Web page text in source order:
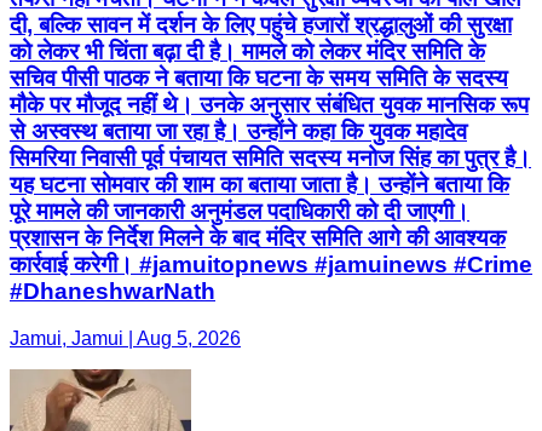
दी, बल्कि सावन में दर्शन के लिए पहुंचे हजारों श्रद्धालुओं की सुरक्षा
को लेकर भी चिंता बढ़ा दी है। मामले को लेकर मंदिर समिति के
सचिव पीसी पाठक ने बताया कि घटना के समय समिति के सदस्य
मौके पर मौजूद नहीं थे। उनके अनुसार संबंधित युवक मानसिक रूप
से अस्वस्थ बताया जा रहा है। उन्होंने कहा कि युवक महादेव
सिमरिया निवासी पूर्व पंचायत समिति सदस्य मनोज सिंह का पुत्र है।
यह घटना सोमवार की शाम का बताया जाता है। उन्होंने बताया कि
पूरे मामले की जानकारी अनुमंडल पदाधिकारी को दी जाएगी।
प्रशासन के निर्देश मिलने के बाद मंदिर समिति आगे की आवश्यक
कार्रवाई करेगी। #jamuitopnews #jamuinews #Crime
#DhaneshwarNath
Jamui, Jamui | Aug 5, 2026